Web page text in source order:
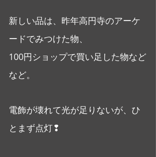
新しい品は、昨年高円寺のアーケ
ードでみつけた物、
100円ショップで買い足した物など
など。
電飾が壊れて光が足りないが、ひ
とまず点灯❢